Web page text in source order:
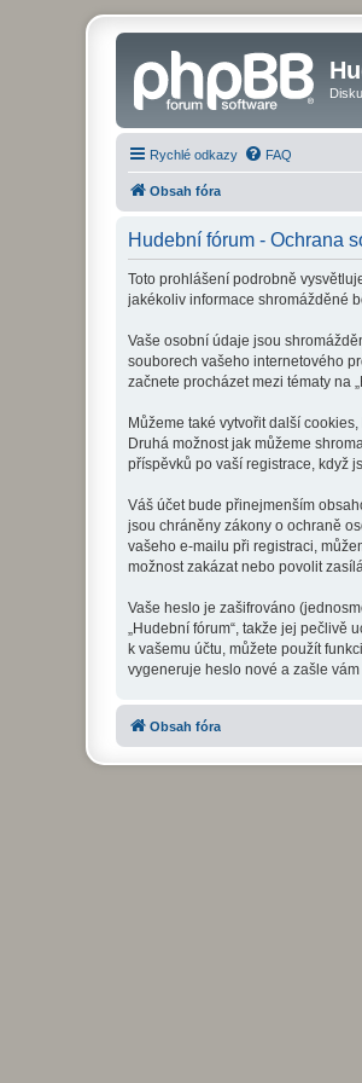
Rychlé odkazy FAQ
Obsah fóra
Hudební fórum - Ochrana
Toto prohlášení podrobně vysvětluje
jakékoliv informace shromážděné
Vaše osobní údaje jsou
souborech vašeho internetového
začnete procházet mezi tématy na
Můžeme také vytvořit další
Druhá možnost jak můžeme
příspěvků po vaší registrace, když
Váš účet bude přinejmenším
jsou chráněny zákony o ochraně
vašeho e-mailu při registraci,
možnost zakázat nebo povolit
Vaše heslo je zašifrováno
„Hudební fórum“, takže jej
k vašemu účtu, můžete použít
vygeneruje heslo nové a zašle
Obsah fóra